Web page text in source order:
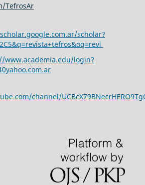
TefrosAr
scholar?
www.academia.edu/login?
channel/